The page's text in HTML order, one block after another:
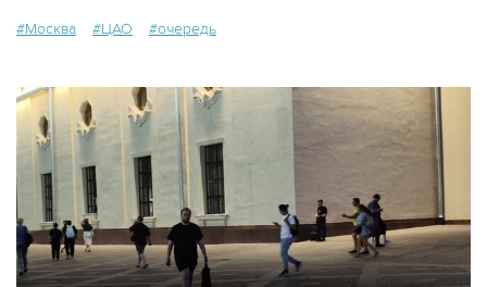
#Москва #ЦАО #очередь